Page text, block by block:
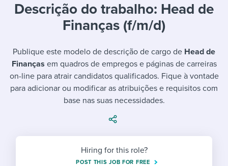
Mobilizing AI in my work
Evaluating candidates
Developing & retaining people
Templates & Guides
I WANT...
Job description templates
Onboarding checklists
I WANT TO LEARN ABOUT...
Applying for a job
Pay & benefits
Attend webinars & events
Workable customer stories
Descrição do trabalho: Head de
Finanças (f/m/d)
Publique este modelo de descrição de cargo de Head de
Finanças em quadros de empregos e páginas de carreiras
on-line para atrair candidatos qualificados. Fique à vontade
para adicionar ou modificar as atribuições e requisitos com
base nas suas necessidades.
Hiring for this role?
POST THIS JOB FOR FREE